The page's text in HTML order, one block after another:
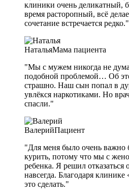
клиники очень деликатный,
время расторопный, всё
сочетание встречается редко."
НатальяМама пациента
"Мы с мужем никогда не
подобной проблемой… Об
страшно. Наш сын попал в
увлёкся наркотиками. Но
спасли."
ВалерийПациент
"Для меня было очень важно
курить, потому что мы с
ребенка. Я решил отказаться
навсегда. Благодаря
это сделать."